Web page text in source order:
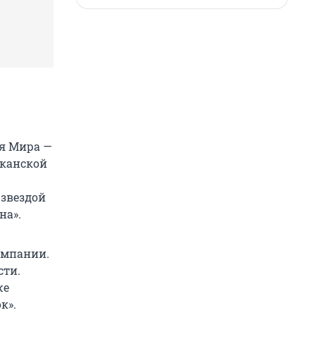
Мира —